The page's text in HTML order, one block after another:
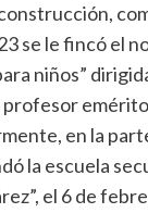
se le fincó el
niños”
en la
la escuela
el 6 de